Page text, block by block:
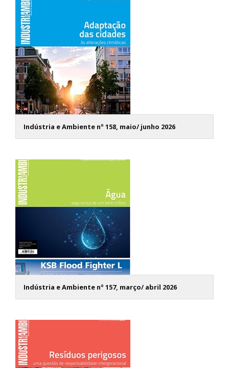
Indústria e Ambiente nº 158, maio/ junho 2026
Indústria e Ambiente nº 157, março/ abril 2026